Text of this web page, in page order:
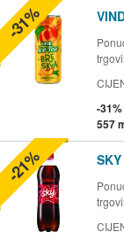
-31%
557
-31%
-21%